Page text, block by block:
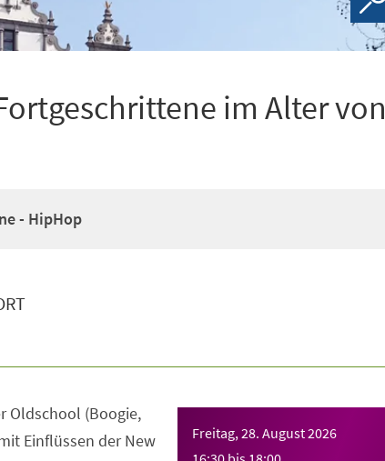
im Alter von
- HipHop
Freitag, 28. August 2026
Oldschool (Boogie,
Einflüssen der New